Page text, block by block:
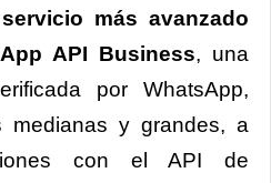
más avanzado
API Business, una
por WhatsApp,
medianas y grandes, a
con el API de